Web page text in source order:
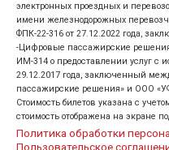
электронных проездных и
имени железнодорожных
ФПК-22-316 от 27.12.2022 года,
-Цифровые пассажирские
ИМ-314 о предоставлении услуг с
29.12.2017 года, заключенный
пассажирские решения» и ООО
Стоимость билетов указана с
стоимость отображена на экране
Политика обработки
Пользовательское